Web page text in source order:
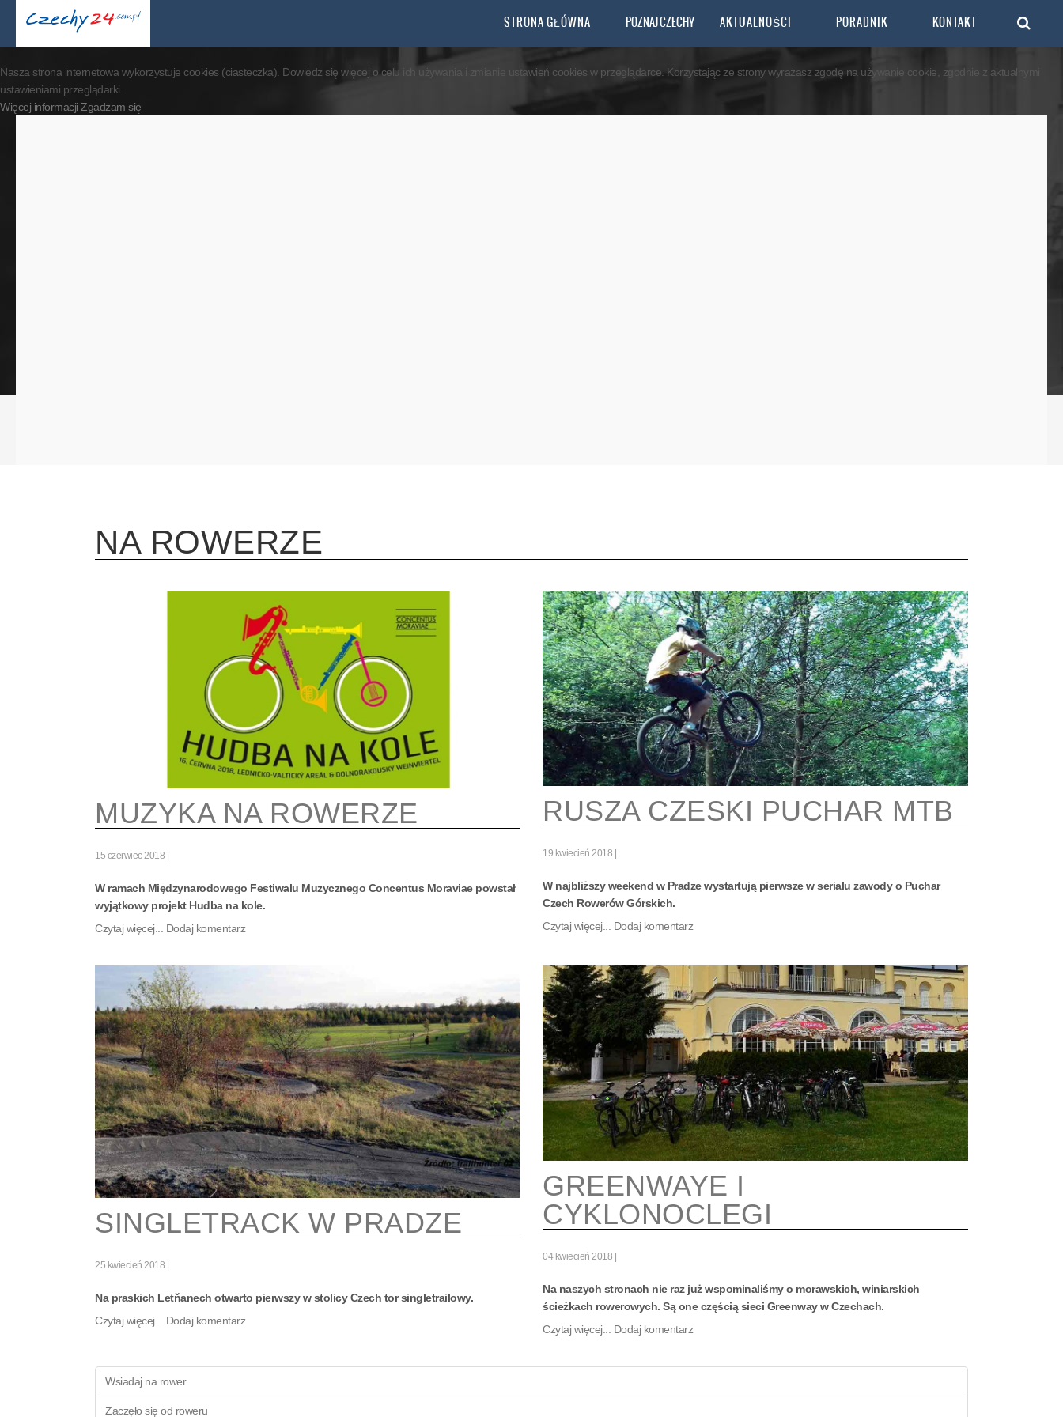
Nasza strona internetowa wykorzystuje cookies (ciasteczka). Dowiedz się więcej o celu ich używania i zmianie ustawień cookies w przeglądarce. Korzystając ze strony wyrażasz zgodę na używanie cookie, zgodnie z aktualnymi
ustawieniami przeglądarki.
Więcej informacji Zgadzam się
STRONA GŁÓWNA POZNAJ CZECHY AKTUALNOŚCI PORADNIK KONTAKT
NA ROWERZE
MUZYKA NA ROWERZE
15 czerwiec 2018
W ramach Międzynarodowego Festiwalu Muzycznego Concentus Moraviae powstał
wyjątkowy projekt Hudba na kole.
Czytaj więcej...
Dodaj komentarz
RUSZA CZESKI PUCHAR MTB
19 kwiecień 2018
W najbliższy weekend w Pradze wystartują pierwsze w serialu zawody o Puchar
Czech Rowerów Górskich.
Czytaj więcej...
Dodaj komentarz
SINGLETRACK W PRADZE
25 kwiecień 2018
Na praskich Letňanech otwarto pierwszy w stolicy Czech tor singletrailowy.
Czytaj więcej...
Dodaj komentarz
GREENWAYE I
CYKLONOCLEGI
04 kwiecień 2018
Na naszych stronach nie raz już wspominaliśmy o morawskich, winiarskich
ścieżkach rowerowych. Są one częścią sieci Greenway w Czechach.
Czytaj więcej...
Dodaj komentarz
Wsiadaj na rower
Zaczęło się od roweru
By visiting our website you agree that we are using cookies to ensure you to get the best experience. Accept Decline